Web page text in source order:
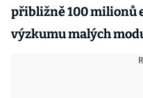
přibližně 100 milionů
výzkumu malých